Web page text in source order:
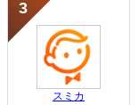
スミカ